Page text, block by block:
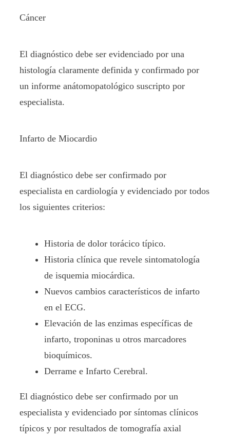
Cáncer
El diagnóstico debe ser evidenciado por una
histología claramente definida y confirmado por
un informe anátomopatológico suscripto por
especialista.
Infarto de Miocardio
El diagnóstico debe ser confirmado por
especialista en cardiología y evidenciado por todos
los siguientes criterios:
Historia de dolor torácico típico.
Historia clínica que revele sintomatología
de isquemia miocárdica.
Nuevos cambios característicos de infarto
en el ECG.
Elevación de las enzimas específicas de
infarto, troponinas u otros marcadores
bioquímicos.
Derrame e Infarto Cerebral.
El diagnóstico debe ser confirmado por un
especialista y evidenciado por síntomas clínicos
típicos y por resultados de tomografía axial